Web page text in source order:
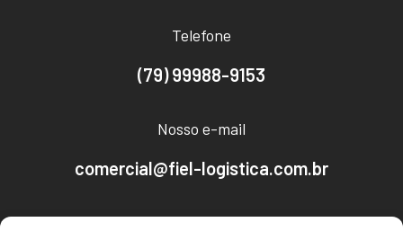
Telefone
(79) 99988-9153
Nosso e-mail
comercial@fiel-logistica.com.br
Nosso endereço